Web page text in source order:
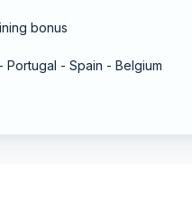
bonus
Portugal - Spain - Belgium